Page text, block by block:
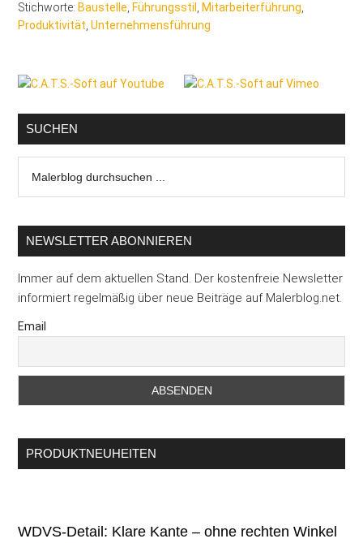
Stichworte: Baustelle, Führungsstil , Mitarbeiterführung,
Produktivität,Unternehmensführung
Seitenspalte
SUCHEN
durchsuchen
NEWSLETTER ABONNIEREN
Immer auf dem aktuellen Stand. Der kostenfreie Newsletter
informiert regelmäßig über neue Beiträge auf Malerblog.net.
Email
PRODUKTNEUHEITEN
WDVS-Detail: Klare Kante – ohne rechten Winkel